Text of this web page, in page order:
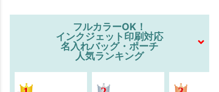
フルカラーOK！
インクジェット印刷対応
名入れバッグ・ポーチ
人気ランキング